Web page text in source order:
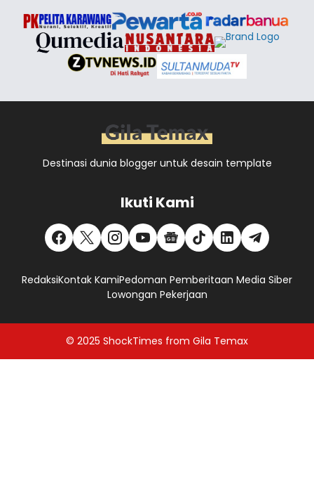
Destinasi dunia blogger untuk desain template
Ikuti Kami
RedaksiKontak KamiPedoman Pemberitaan Media Siber
Lowongan Pekerjaan
© 2025 ShockTimes from Gila Temax